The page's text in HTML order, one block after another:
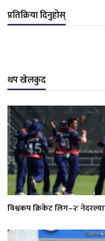
प्रतिक्रिया दिनुहोस्
थप खेलकुद
विश्वकप क्रिकेट लिग–२ः